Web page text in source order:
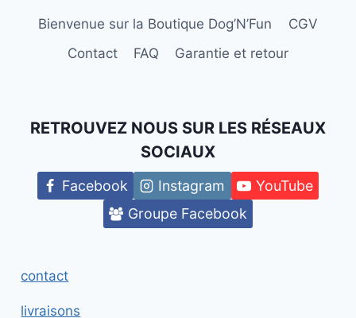
Bienvenue sur la Boutique Dog’N’Fun
CGV
Contact
FAQ Garantie et retour
RETROUVEZ NOUS SUR LES RÉSEAUX
SOCIAUX
Facebook Instagram
YouTube
Groupe Facebook
contact
livraisons